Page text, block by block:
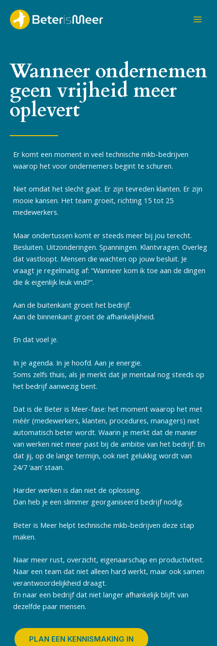
naar
Wanneer ondernemen
geen vrijheid meer
oplevert
Er komt een moment in veel technische mkb-bedrijven
waarop het voor ondernemers begint te schuren.
Niet omdat het slecht gaat. Er zijn tevreden klanten. Er zijn
mooie kansen. Het team groeit, richting 15 tot 25
medewerkers.
Maar ondertussen komt er steeds meer bij jou terecht.
Besluiten. Uitzonderingen. Spanningen. Klantvragen. Overleg
dat vastloopt. Mensen die wachten op jouw besluit. Je
vraagt je regelmatig af: “Wanneer kom ik toe aan de dingen
die ik eigenlijk leuk vind?”.
Aan de buitenkant groeit het bedrijf.
Aan de binnenkant groeit de afhankelijkheid.
En dat voel je.
In je agenda. In je hoofd. Aan je energie.
Soms zelfs thuis, als je merkt dat je mentaal nog steeds op
het bedrijf aanwezig bent.
Dat is de Beter is Meer-fase: het moment waarop het met
méér (medewerkers, klanten, procedures, managers) niet
automatisch beter wordt. Waarin je merkt dat de manier
van werken niet meer past bij de ambitie van het bedrijf. En
dat jij, op de lange termijn, ook niet gelukkig wordt van
24/7 ‘aan’ staan.
Harder werken is dan niet de oplossing.
Dan heb je een slimmer georganiseerd bedrijf nodig.
Beter is Meer helpt technische mkb-bedrijven deze stap
maken.
Naar meer rust, overzicht, eigenaarschap en productiviteit.
Naar een team dat niet alleen hard werkt, maar ook samen
verantwoordelijkheid draagt.
En naar een bedrijf dat niet langer afhankelijk blijft van
dezelfde paar mensen.
PLAN EEN KENNISMAKING IN